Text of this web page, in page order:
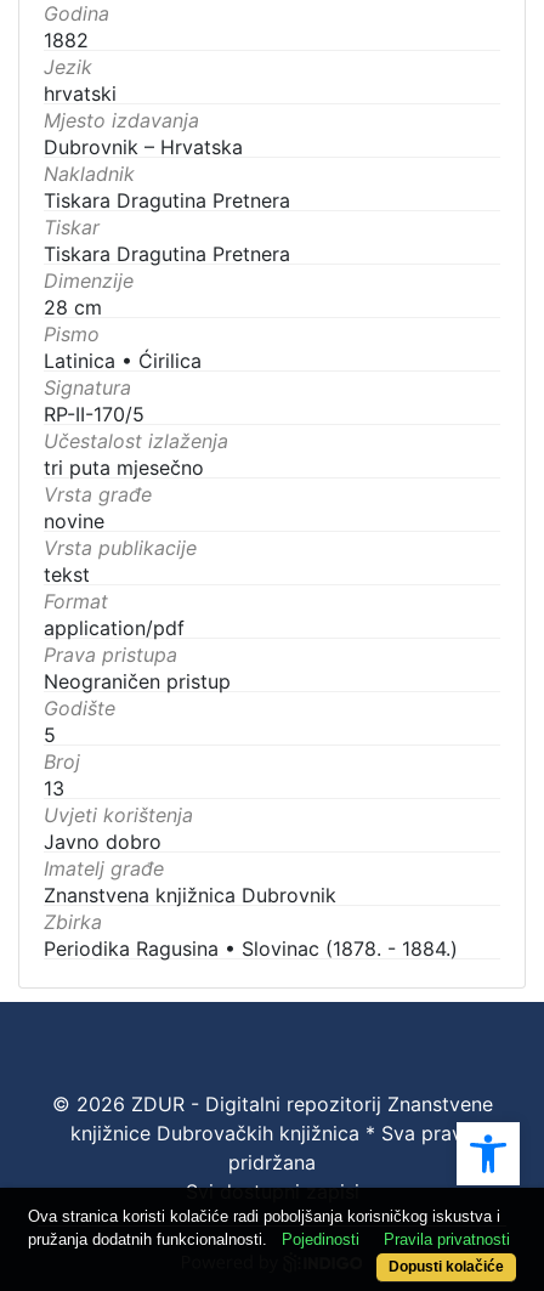
Godina
1882
Jezik
hrvatski
Mjesto izdavanja
Dubrovnik – Hrvatska
Nakladnik
Tiskara Dragutina Pretnera
Tiskar
Tiskara Dragutina Pretnera
Dimenzije
28 cm
Pismo
Latinica • Ćirilica
Signatura
RP-II-170/5
Učestalost izlaženja
tri puta mjesečno
Vrsta građe
novine
Vrsta publikacije
tekst
Format
application/pdf
Prava pristupa
Neograničen pristup
Godište
5
Broj
13
Uvjeti korištenja
Javno dobro
Imatelj građe
Znanstvena knjižnica Dubrovnik
Zbirka
Periodika Ragusina • Slovinac (1878. - 1884.)
© 2026 ZDUR - Digitalni repozitorij Znanstvene
knjižnice Dubrovačkih knjižnica * Sva prava
pridržana
Svi dostupni zapisi
Ova stranica koristi kolačiće radi poboljšanja korisničkog iskustva i
pružanja dodatnih funkcionalnosti.
Pojedinosti Pravila privatnosti
Dopusti kolačiće